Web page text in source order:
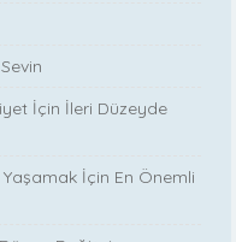
İçin İleri Düzeyde
İçin En Önemli